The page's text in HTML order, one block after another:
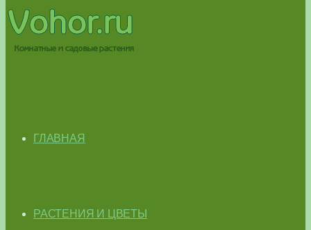
ГЛАВНАЯ
РАСТЕНИЯ И ЦВЕТЫ